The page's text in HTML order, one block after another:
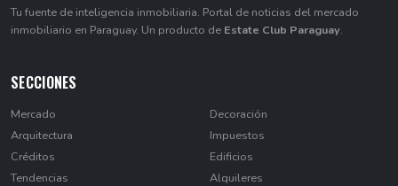
Tu fuente de inteligencia inmobiliaria. Portal de noticias del mercado
inmobiliario en Paraguay. Un producto de Estate Club Paraguay.
SECCIONES
Mercado
Arquitectura
Créditos
Tendencias
Decoración
Impuestos
Edificios
Alquileres